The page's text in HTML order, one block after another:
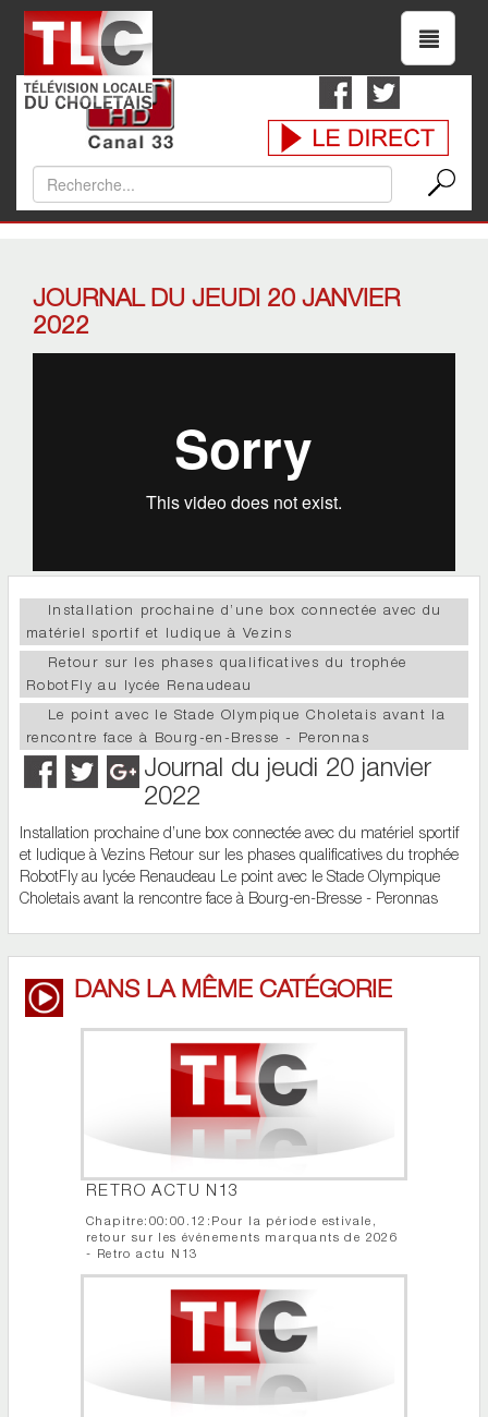
JOURNAL DU JEUDI 20 JANVIER
2022
Installation prochaine d’une box connectée avec du
matériel sportif et ludique à Vezins
Retour sur les phases qualificatives du trophée
RobotFly au lycée Renaudeau
Le point avec le Stade Olympique Choletais avant la
rencontre face à Bourg-en-Bresse - Peronnas
Journal du jeudi 20 janvier
2022
Installation prochaine d’une box connectée avec du matériel sportif
et ludique à Vezins Retour sur les phases qualificatives du trophée
RobotFly au lycée Renaudeau Le point avec le Stade Olympique
Choletais avant la rencontre face à Bourg-en-Bresse - Peronnas
DANS LA MÊME CATÉGORIE
RETRO ACTU N13
Chapitre:00:00.12:Pour la période estivale,
retour sur les événements marquants de 2026
- Retro actu N13